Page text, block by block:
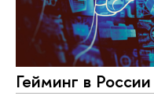
Гейминг в